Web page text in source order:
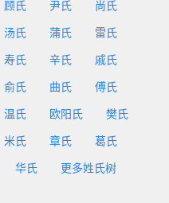
顾氏 尹氏 尚氏
汤氏 蒲氏 雷氏
寿氏 辛氏 戚氏
俞氏 曲氏 傅氏
温氏 欧阳氏 樊氏
米氏 章氏 葛氏
华氏 更多姓氏树